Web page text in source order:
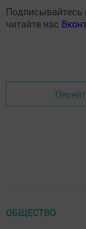
Подписывайтесь
читайте нас
ОБЩЕСТВО